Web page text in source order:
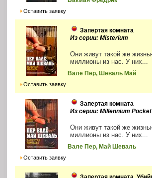
Оставить заявку
Запертая комната
Из серии: Misterium
Они живут такой же
миллионы из нас. У них...
Вале Пер, Шеваль Май
Оставить заявку
Запертая комната
Из серии: Millennium Pocket
Они живут такой же
миллионы из нас. У них...
Вале Пер, Май Шеваль
Оставить заявку